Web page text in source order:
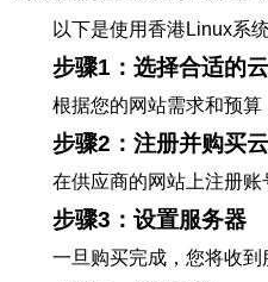
以下是使用香港Linux系
步骤1：选择合适的
根据您的网站需求和预
步骤2：注册并购买
在供应商的网站上注册
步骤3：设置服务器
一旦购买完成，您将收